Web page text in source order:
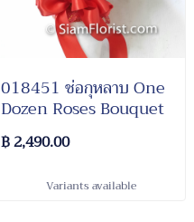
018451 ช่อกุหลาบ One
Dozen Roses Bouquet
฿ 2,490.00
Variants available